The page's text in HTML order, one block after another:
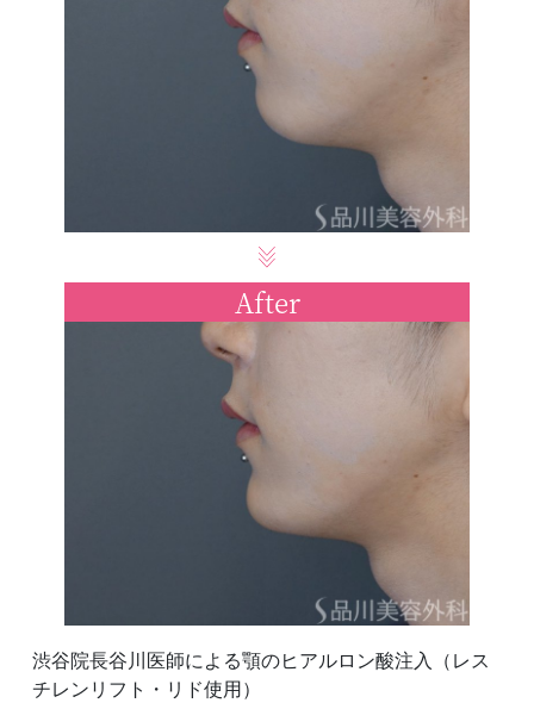
After
渋谷院長谷川医師による顎のヒアルロン酸注入（レス
チレンリフト・リド使用）